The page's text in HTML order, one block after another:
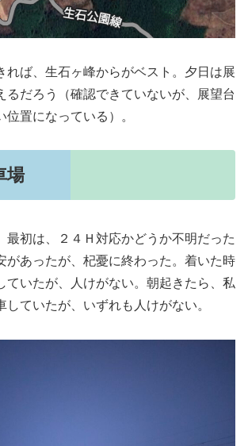
れば、生石ヶ峰からがベスト。夕日は展
るだろう（確認できていないが、展望台
置になっている）。
場
最初は、２４Ｈ対応かどうか不明だった
があったが、杞憂に終わった。着いた時
ていたが、人けがない。朝起きたら、私
していたが、いずれも人けがない。